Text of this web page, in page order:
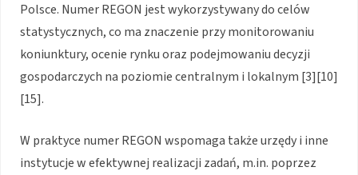
Polsce. Numer REGON jest wykorzystywany do celów
statystycznych, co ma znaczenie przy monitorowaniu
koniunktury, ocenie rynku oraz podejmowaniu decyzji
gospodarczych na poziomie centralnym i lokalnym [3][10]
[15].
W praktyce numer REGON wspomaga także urzędy i inne
instytucje w efektywnej realizacji zadań, m.in. poprzez